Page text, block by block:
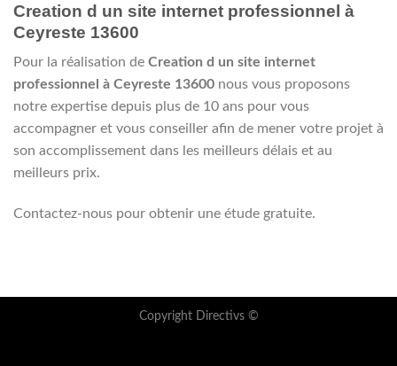
Creation d un site internet professionnel à
Ceyreste 13600
Pour la réalisation de Creation d un site internet
professionnel à Ceyreste 13600 nous vous proposons
notre expertise depuis plus de 10 ans pour vous
accompagner et vous conseiller afin de mener votre projet à
son accomplissement dans les meilleurs délais et au
meilleurs prix.
Contactez-nous pour obtenir une étude gratuite.
Copyright Directivs ©